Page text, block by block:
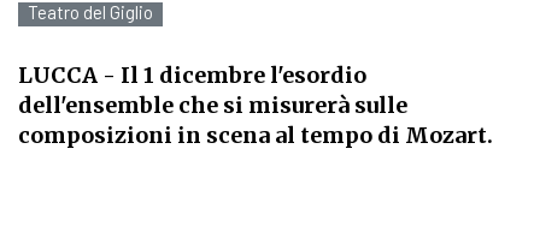
Teatro del Giglio
LUCCA - Il 1 dicembre l'esordio
dell'ensemble che si misurerà sulle
composizioni in scena al tempo di Mozart.